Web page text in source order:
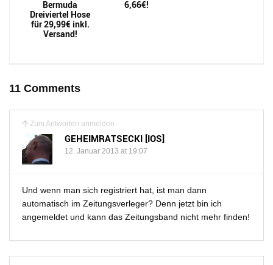
Bermuda
Dreiviertel Hose
für 29,99€ inkl.
Versand!
6,66€!
11 Comments
Zum Antworten anmelden
GEHEIMRATSECKI [IOS]
12. Januar 2013 at 19:07
Und wenn man sich registriert hat, ist man dann
automatisch im Zeitungsverleger? Denn jetzt bin ich
angemeldet und kann das Zeitungsband nicht mehr finden!